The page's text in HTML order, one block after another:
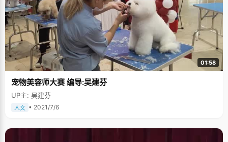
01:58
宠物美容师大赛 编导:吴建芬
UP主: 吴建芬
人文 • 2021/7/6